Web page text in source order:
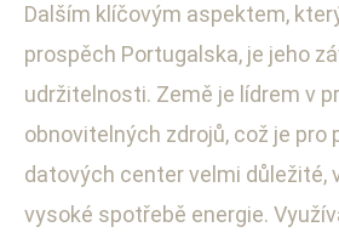
Dalším klíčovým aspektem,
prospěch Portugalska, je jeho
udržitelnosti. Země je lídrem v
obnovitelných zdrojů, což je pro
datových center velmi důležité,
vysoké spotřebě energie.